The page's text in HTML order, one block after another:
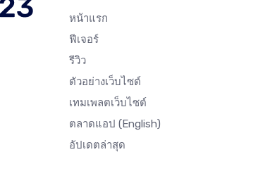
หน้าแรก
ฟีเจอร์
รีวิว
ตัวอย่างเว็บไซต์
เทมเพลตเว็บไซต์
ตลาดแอป (English)
อัปเดตล่าสุด